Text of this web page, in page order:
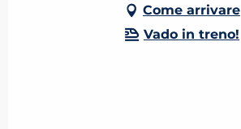
Come arrivare
Vado in treno!